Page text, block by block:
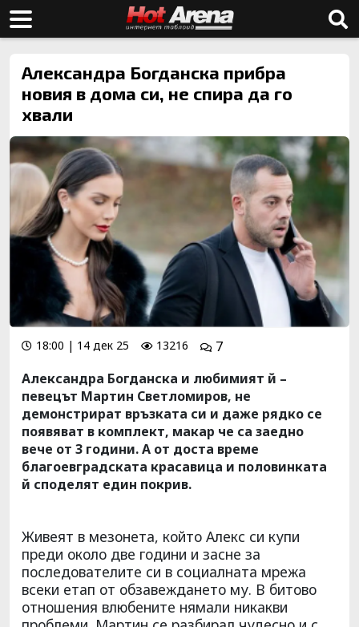
Александра Богданска прибра
новия в дома си, не спира да го
хвали
18:00 | 14 дек 25 13216
7
Александра Богданска и любимият й –
певецът Мартин Светломиров, не
демонстрират връзката си и даже рядко се
появяват в комплект, макар че са заедно
вече от 3 години. А от доста време
благоевградската красавица и половинката
й споделят един покрив.
Живеят в мезонета, който Алекс си купи
преди около две години и засне за
последователите си в социалната мрежа
всеки етап от обзавеждането му. В битово
отношения влюбените нямали никакви